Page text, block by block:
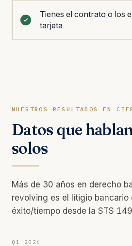
Tienes el contrato o los
tarjeta
NUESTROS RESULTADOS EN
Datos que
solos
Más de 30 años en derecho
revolving es el litigio bancario
éxito/tiempo desde la STS
Q1 2026